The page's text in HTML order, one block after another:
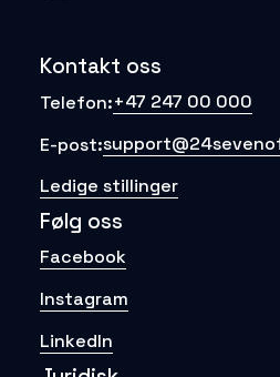
Kontakt oss
Telefon:+47 247 00 000
E-post:
Ledige stillinger
Følg oss
Facebook
Instagram
LinkedIn